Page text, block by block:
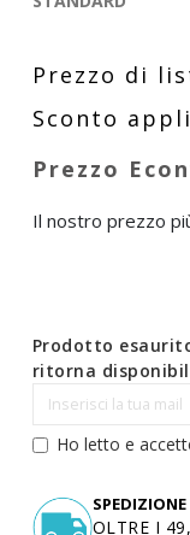
Il nostro prezzo
Prodotto
ritorna
Ho letto e
OLTRE I